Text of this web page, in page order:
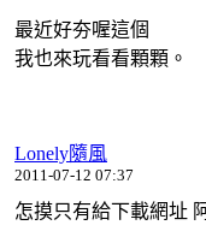
最近好夯喔這個
我也來玩看看顆顆。
Lonely隨風
2011-07-12 07:37
怎摸只有給下載網址